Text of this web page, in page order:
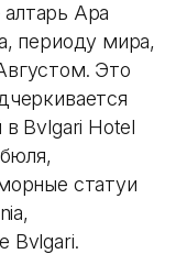
Ара
периоду мира,
Это
Bvlgari Hotel
статуи
Bvlgari.